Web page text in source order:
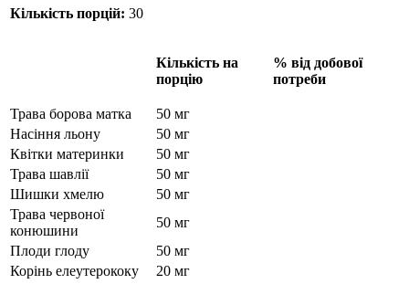
Кількість порцій: 30
Кількість на
порцію
% від добової
потреби
Трава борова матка
50 мг
Насіння льону
50 мг
Квітки материнки
50 мг
Трава шавлії
50 мг
Шишки хмелю
50 мг
Трава червоної
конюшини
50 мг
Плоди глоду
50 мг
Корінь елеутерококу
20 мг